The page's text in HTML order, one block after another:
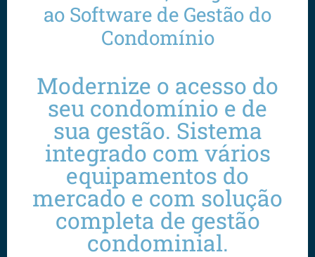
ao Software de Gestão do
Condomínio
Modernize o acesso do
seu condomínio e de
sua gestão. Sistema
integrado com vários
equipamentos do
mercado e com solução
completa de gestão
condominial.